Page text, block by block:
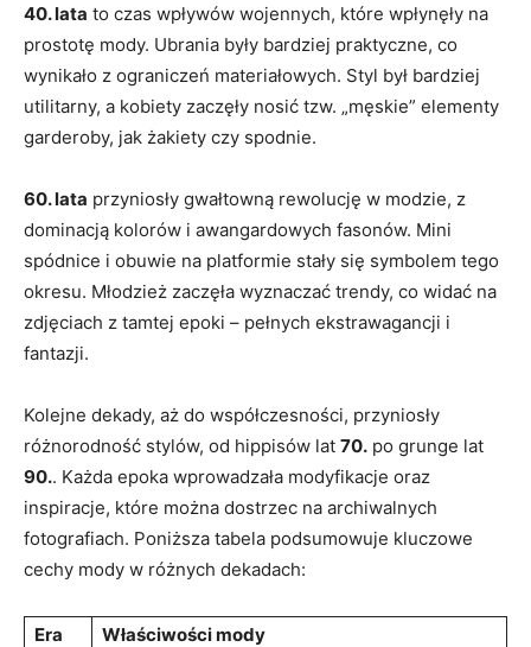
40.‍ lata ⁤to czas wpływów wojennych, które wpłynęły na
prostotę mody. Ubrania były bardziej praktyczne, co
wynikało z‍ ograniczeń materiałowych. Styl był bardziej
utilitarny, a kobiety zaczęły ⁤nosić‌ tzw. „męskie” elementy
garderoby, jak żakiety czy spodnie.
60. lata przyniosły gwałtowną rewolucję w modzie, z
dominacją kolorów ⁢i ⁢awangardowych fasonów. Mini
spódnice⁢ i⁣ obuwie na platformie stały ​się symbolem tego
okresu. Młodzież zaczęła wyznaczać trendy,​ co widać na​
zdjęciach z tamtej epoki – pełnych ekstrawagancji i
fantazji.
Kolejne dekady, aż do współczesności, przyniosły
różnorodność stylów, od hippisów lat 70. po grunge lat
90.. Każda epoka wprowadzała modyfikacje oraz
inspiracje, które można dostrzec na ​archiwalnych
fotografiach. Poniższa tabela ⁤podsumowuje kluczowe
cechy mody w⁣ różnych dekadach:
Era
Właściwości ⁢mody